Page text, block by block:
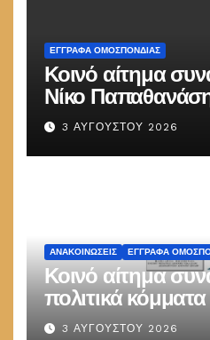
ΕΓΓΡΑΦΑ ΟΜΟΣΠΟΝΔΙΑΣ
Κοινό αίτημα
Νίκο
ΠΟΜΗΤΕΔΥ
3 ΑΥΓΟΎΣΤΟΥ 2026
ΑΝΑΚΟΙΝΏΣΕΙΣ ΕΓΓΡΑΦΑ
Κοινό αίτημα
πολιτικά
ΠΟΜΗΤΕΔΥ
3 ΑΥΓΟΎΣΤΟΥ 2026